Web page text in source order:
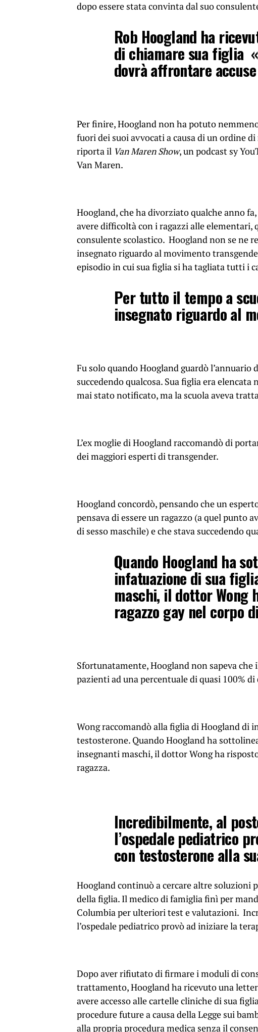
dopo essere stata convinta dal suo
Rob Hoogland ha
di chiamare sua figlia
dovrà affrontare
Per finire, Hoogland non ha potuto
fuori dei suoi avvocati a causa di un ordine
riporta il Van Maren Show, un podcast sy
Van Maren.
Hoogland, che ha divorziato qualche anno
avere difficoltà con i ragazzi alle
consulente scolastico. Hoogland non se ne
insegnato riguardo al movimento
episodio in cui sua figlia si ha tagliata tutti i
Per tutto il tempo a
insegnato riguardo al
Fu solo quando Hoogland guardò l’annuario
succedendo qualcosa. Sua figlia era
mai stato notificato, ma la scuola aveva
L’ex moglie di Hoogland raccomandò di
dei maggiori esperti di transgender.
Hoogland concordò, pensando che un
pensava di essere un ragazzo (a quel punto
di sesso maschile) e che stava succedendo
Quando Hoogland ha
infatuazione di sua
maschi, il dottor Wong
ragazzo gay nel corpo
Sfortunatamente, Hoogland non sapeva
pazienti ad una percentuale di quasi 100%
Wong raccomandò alla figlia di Hoogland di
testosterone. Quando Hoogland ha
insegnanti maschi, il dottor Wong ha
ragazza.
Incredibilmente, al
l’ospedale pediatrico
con testosterone alla
Hoogland continuò a cercare altre soluzioni
della figlia. Il medico di famiglia finì per
Columbia per ulteriori test e valutazioni.
l’ospedale pediatrico provò ad iniziare la
Dopo aver rifiutato di firmare i moduli di
trattamento, Hoogland ha ricevuto una
avere accesso alle cartelle cliniche di sua
procedure future a causa della Legge sui
alla propria procedura medica senza il